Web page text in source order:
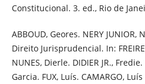
Constitucional. 3. ed., Rio de
ABBOUD, Geores. NERY JUNIOR,
Direito Jurisprudencial. In:
NUNES, Dierle. DIDIER JR.,
Garcia. FUX, Luís. CAMARGO,